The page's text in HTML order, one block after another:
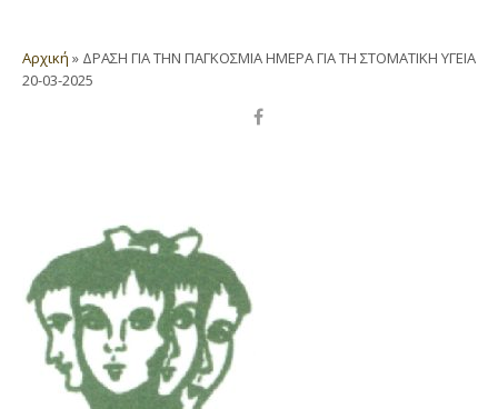
Αρχική » ΔΡΑΣΗ ΓΙΑ ΤΗΝ ΠΑΓΚΟΣΜΙΑ ΗΜΕΡΑ ΓΙΑ ΤΗ ΣΤΟΜΑΤΙΚΗ ΥΓΕΙΑ
20-03-2025